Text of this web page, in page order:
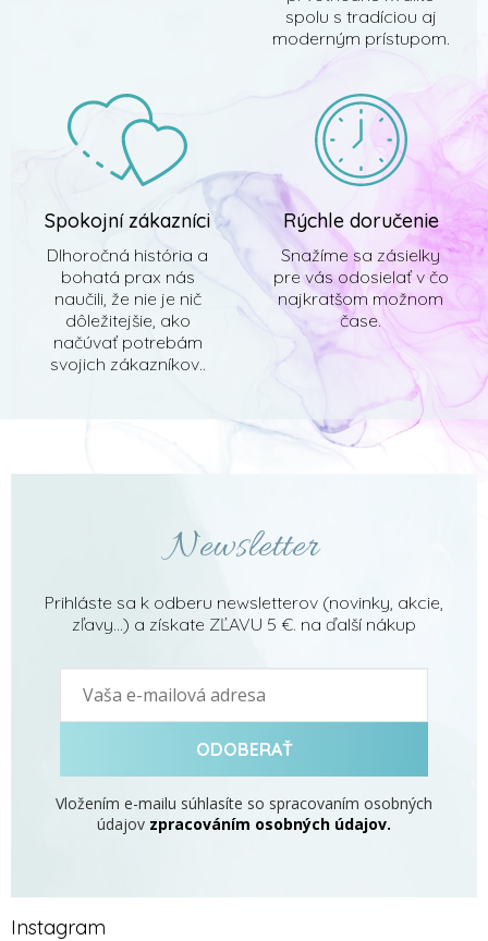
spolu s tradíciou aj
moderným prístupom.
Spokojní zákazníci
Dlhoročná história a
bohatá prax nás
naučili, že nie je nič
dôležitejšie, ako
načúvať potrebám
svojich zákazníkov..
Rýchle doručenie
Snažíme sa zásielky
pre vás odosielať v čo
najkratšom možnom
čase.
Newsletter
Prihláste sa k odberu newsletterov (novinky, akcie,
zľavy...) a získate ZĽAVU 5 €. na ďalší nákup
ODOBERAŤ
Vložením e-mailu súhlasíte so spracovaním osobných
údajov zpracováním osobných údajov.
Instagram